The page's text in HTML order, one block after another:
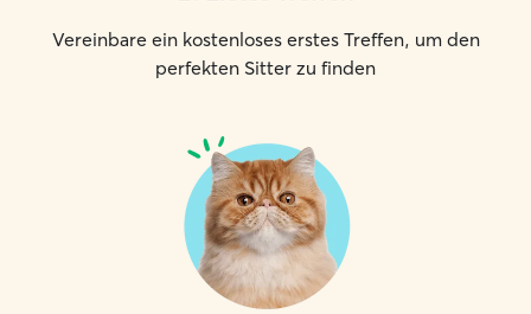
Vereinbare ein kostenloses erstes Treffen, um den
perfekten Sitter zu finden